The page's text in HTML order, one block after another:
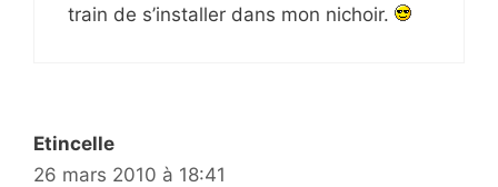
train de s’installer dans mon nichoir.
Etincelle
26 mars 2010 à 18:41